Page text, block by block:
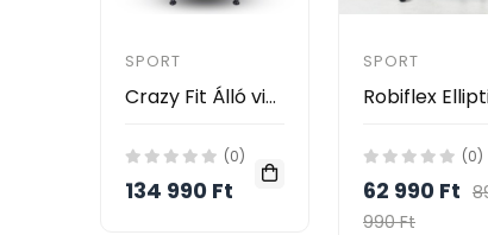
SPORT
Crazy Fit Álló vibrációs tréner
(0)
134 990 Ft
SPORT
(0)
62 990 Ft
990 Ft